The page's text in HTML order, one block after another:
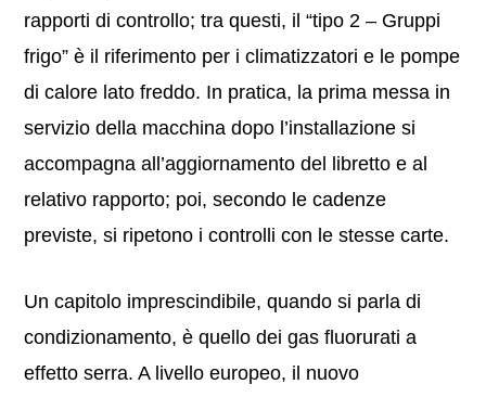
rapporti di controllo; tra questi, il “tipo 2 – Gruppi
frigo” è il riferimento per i climatizzatori e le pompe
di calore lato freddo. In pratica, la prima messa in
servizio della macchina dopo l’installazione si
accompagna all’aggiornamento del libretto e al
relativo rapporto; poi, secondo le cadenze
previste, si ripetono i controlli con le stesse carte.
Un capitolo imprescindibile, quando si parla di
condizionamento, è quello dei gas fluorurati a
effetto serra. A livello europeo, il nuovo